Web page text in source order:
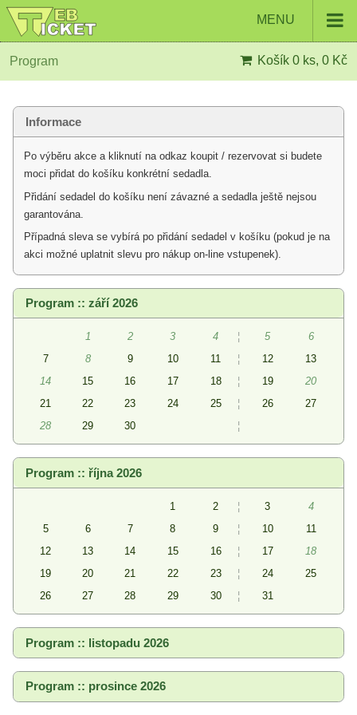
MENU
Program Košík 0 ks, 0 Kč
Informace
Po výběru akce a kliknutí na odkaz koupit / rezervovat si budete
moci přidat do košíku konkrétní sedadla.
Přidání sedadel do košíku není závazné a sedadla ještě nejsou
garantována.
Případná sleva se vybírá po přidání sedadel v košíku (pokud je na
akci možné uplatnit slevu pro nákup on-line vstupenek).
Program :: září 2026
1 2 3 4 ¦ 5
6
7
8 9 10 11 ¦ 12
13
14
15 16 17 18 ¦ 19
20
21
22 23 24 25 ¦ 26
27
28
29 30 ¦
Program :: října 2026
1 2 ¦ 3
4
5
6 7 8 9 ¦ 10
11
12
13 14 15 16 ¦ 17
18
19
20 21 22 23 ¦ 24
25
26
27 28 29 30 ¦ 31
Program :: listopadu 2026
Program :: prosince 2026